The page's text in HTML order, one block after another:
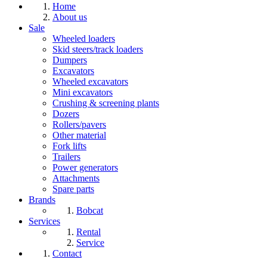
Home
About us
Sale
Wheeled loaders
Skid steers/track loaders
Dumpers
Excavators
Wheeled excavators
Mini excavators
Crushing & screening plants
Dozers
Rollers/pavers
Other material
Fork lifts
Trailers
Power generators
Attachments
Spare parts
Brands
Bobcat
Services
Rental
Service
Contact